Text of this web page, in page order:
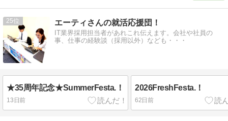
25 エーティさんの就活応援団！
IT業界採用担当者があれこれ伝えます。会社や社員の
事、仕事の経験談（採用以外）なども・・・
★35周年記念★SummerFesta.！
13日前
2026FreshFesta.！
62日前